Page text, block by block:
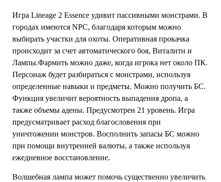
Игра Lineage 2 Essence удивит пассивными монстрами. В
городах имеются NPC, благодаря которым можно
выбирать участки для охоты. Оперативная прокачка
происходит за счет автоматического боя, Виталити и
Лампы.Фармить можно даже, когда игрока нет около ПК.
Персонаж будет разбираться с монстрами, используя
определенные навыки и предметы. Можно получить БС.
Функция увеличит вероятность выпадения дропа, а
также объемы адены. Предусмотрен 21 уровень. Игра
предусматривает расход благословения при
уничтожении монстров. Восполнить запасы БС можно
при помощи внутренней валюты, а также используя
ежедневное восстановление.
Волшебная лампа может помочь существенно увеличить